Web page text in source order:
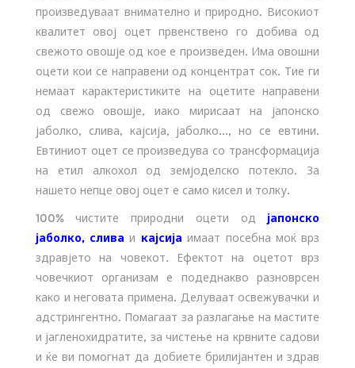
произведуваат внимателно и природно. Високиот
квалитет овој оцет првенствено го добива од
свежото овошје од кое е произведен. Има овошни
оцети кои се направени од концентрат сок. Тие ги
немаат карактеристиките на оцетите направени
од свежо овошје, иако мирисаат на јапонско
јаболко, слива, кајсија, јаболко..., но се евтини.
Евтиниот оцет се произведува со трансформација
на етил алкохол од земјоделско потекло. За
нашето непце овој оцет е само кисел и толку.
100% чистите природни оцети од јапонско
јаболко, слива и кајсија имаат посебна моќ врз
здравјето на човекот. Ефектот на оцетот врз
човечкиот организам е подеднакво разноврсен
како и неговата примена. Делуваат освежувачки и
адстрингентно. Помагаат за разлагање на мастите
и јагленохидратите, за чистење на крвните садови
и ќе ви помогнат да добиете брилијантен и здрав